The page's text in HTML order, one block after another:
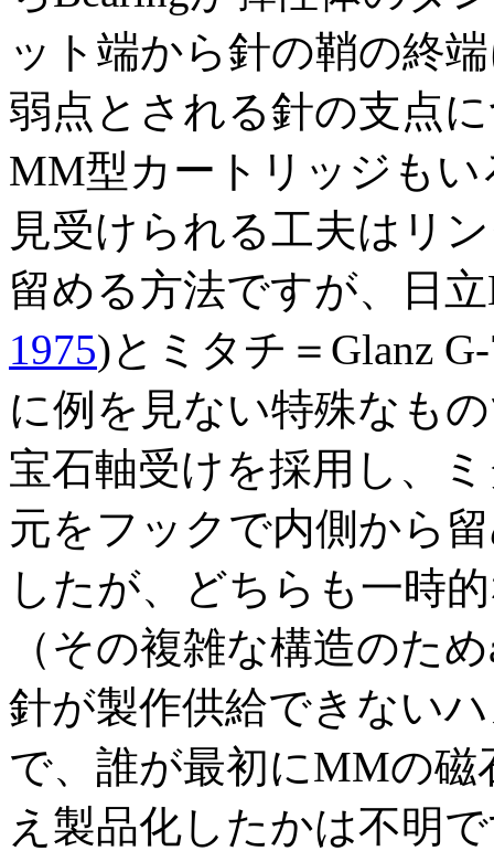
ット端から針の鞘の終
弱点とされる針の支点
MM型カートリッジも
見受けられる工夫はリ
留める方法ですが、日
1975)とミタチ＝Glanz
に例を見ない特殊なも
宝石軸受けを採用し、
元をフックで内側から
したが、どちらも一時
（その複雑な構造のた
針が製作供給できない
で、誰が最初にMMの磁
え製品化したかは不明